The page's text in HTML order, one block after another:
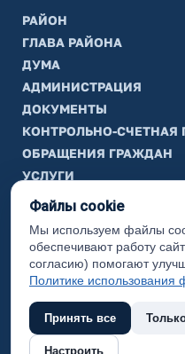
РАЙОН
ГЛАВА РАЙОНА
ДУМА
АДМИНИСТРАЦИЯ
ДОКУМЕНТЫ
КОНТРОЛЬНО-СЧЕТНАЯ
ОБРАЩЕНИЯ ГРАЖДАН
УСЛУГИ
ТИК
ИНФОРМАЦИЯ
Законодательная карта
Карта сайта
(с) 2017 Ханты-
Файлы cookie
Мы используем файлы
обеспечивают работу
согласию) помогают
Политике использования
Принять все
Настроить